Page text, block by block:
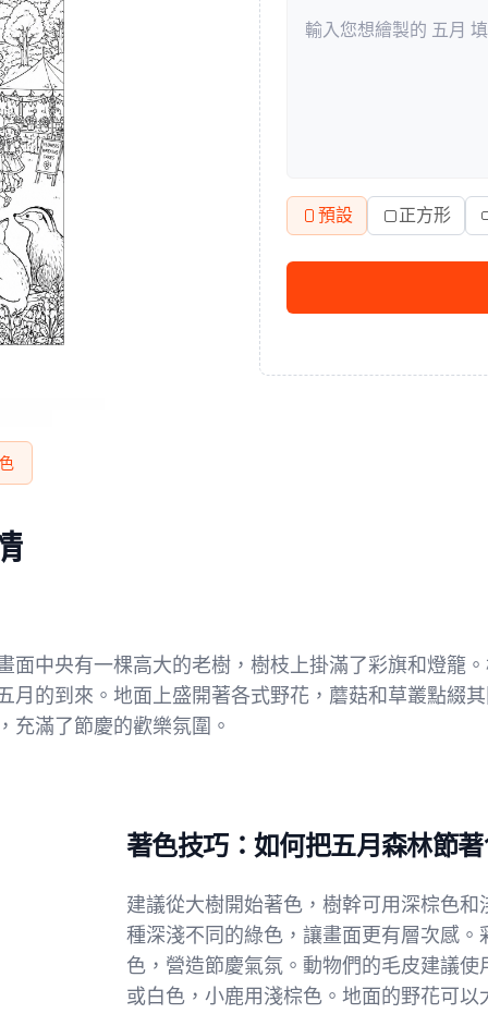
預設 正方形
面中央有一棵高大的老樹，樹枝上掛滿了彩旗和燈籠
月的到來。地面上盛開著各式野花，蘑菇和草叢點綴
充滿了節慶的歡樂氛圍。
著色技巧：如何把五月森林節
建議從大樹開始著色，樹幹可用深棕色
種深淺不同的綠色，讓畫面更有層次感
色，營造節慶氣氛。動物們的毛皮建議
或白色，小鹿用淺棕色。地面的野花可